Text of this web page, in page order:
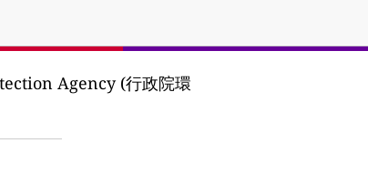
Agency (行政院環